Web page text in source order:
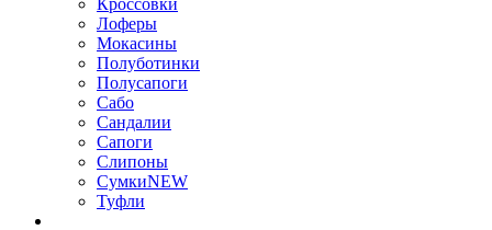
Кроссовки
Лоферы
Мокасины
Полуботинки
Полусапоги
Сабо
Сандалии
Сапоги
Слипоны
СумкиNEW
Туфли